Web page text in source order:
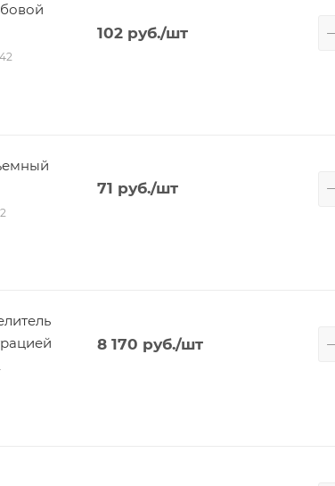
102руб./шт
71 руб./шт
8 170 руб./шт